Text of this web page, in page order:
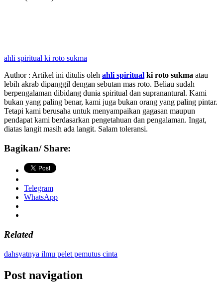
ahli spiritual ki roto sukma
Author : Artikel ini ditulis oleh ahli spiritual ki roto sukma atau
lebih akrab dipanggil dengan sebutan mas roto. Beliau sudah
berpengalaman dibidang dunia spiritual dan supranantural. Kami
bukan yang paling benar, kami juga bukan orang yang paling pintar.
Tetapi kami berusaha untuk menyampaikan gagasan maupun
pendapat kami berdasarkan pengetahuan dan pengalaman. Ingat,
diatas langit masih ada langit. Salam toleransi.
Bagikan/ Share:
Telegram
WhatsApp
Related
dahsyatnya ilmu pelet pemutus cinta
Post navigation